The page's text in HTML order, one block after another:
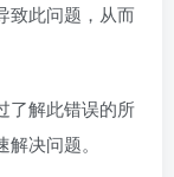
致此问题，从而
了解此错误的所
决问题。